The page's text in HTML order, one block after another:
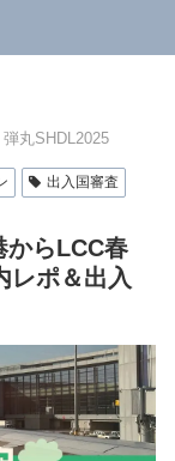
弾丸SHDL2025
出入国審査
からLCC春
レポ＆出入